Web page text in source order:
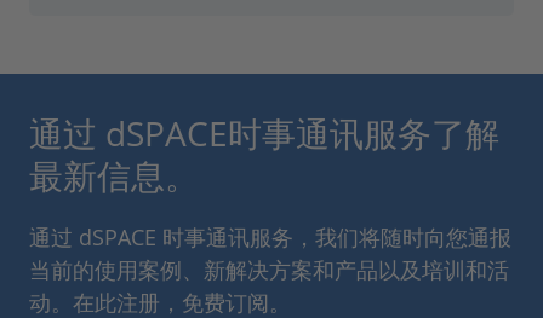
通过 dSPACE时事通讯服务了解
最新信息。
通过 dSPACE 时事通讯服务，我们将随时向您通报
当前的使用案例、新解决方案和产品以及培训和活
动。在此注册，免费订阅。